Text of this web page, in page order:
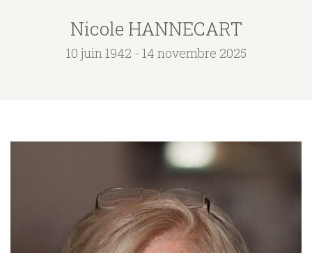
Nicole HANNECART
10 juin 1942 - 14 novembre 2025